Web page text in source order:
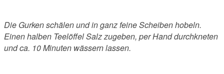
Die Gurken schälen und in ganz feine Scheiben hobeln.
Einen halben Teelöffel Salz zugeben, per Hand durchkneten
und ca. 10 Minuten wässern lassen.